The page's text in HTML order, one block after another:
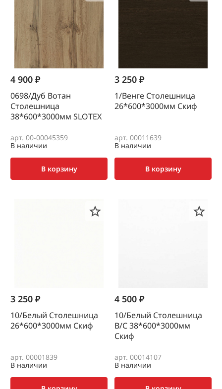
4 900 ₽
0698/Дуб Вотан
Столешница
38*600*3000мм SLOTEX
арт. 00-00045359
В наличии
В корзину
3 250 ₽
1/Венге Столешница
26*600*3000мм Скиф
арт. 00011639
В наличии
В корзину
3 250 ₽
10/Белый Столешница
26*600*3000мм Скиф
арт. 00001839
В наличии
4 500 ₽
10/Белый Столешница
В/С 38*600*3000мм
Скиф
арт. 00014107
В наличии